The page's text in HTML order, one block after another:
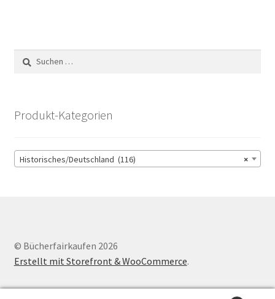
Suchen
nach:
Produkt-Kategorien
×
Historisches/Deutschland (116)
© Bücherfairkaufen 2026
Erstellt mit Storefront & WooCommerce.